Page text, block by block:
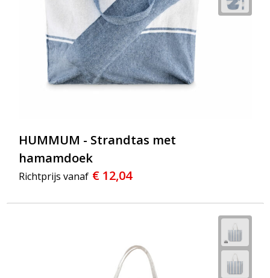
HUMMUM - Strandtas met
hamamdoek
Richtprijs vanaf € 12,04